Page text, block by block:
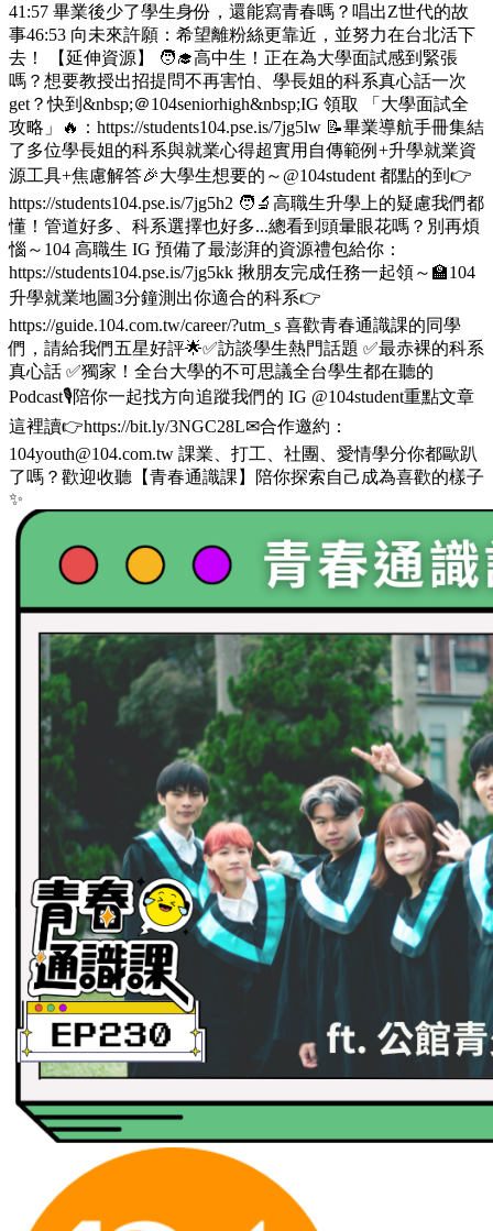
41:57 畢業後少了學生身份，還能寫青春嗎？唱出Z世代的故
事46:53 向未來許願：希望離粉絲更靠近，並努力在台北活下
去！ 【延伸資源】 🧑‍🎓高中生！正在為大學面試感到緊張
嗎？想要教授出招提問不再害怕、學長姐的科系真心話一次
get？快到&nbsp;＠104seniorhigh&nbsp;IG 領取 「大學面試全
攻略」🔥：https://students104.pse.is/7jg5lw 📝畢業導航手冊集結
了多位學長姐的科系與就業心得超實用自傳範例+升學就業資
源工具+焦慮解答🎉大學生想要的～@104student 都點的到👉
https://students104.pse.is/7jg5h2 🧑‍🔬高職生升學上的疑慮我們都
懂！管道好多、科系選擇也好多...總看到頭暈眼花嗎？別再煩
惱～104 高職生 IG 預備了最澎湃的資源禮包給你：
https://students104.pse.is/7jg5kk 揪朋友完成任務一起領～🏫104
升學就業地圖3分鐘測出你適合的科系👉
https://guide.104.com.tw/career/?utm_s 喜歡青春通識課的同學
們，請給我們五星好評🌟✅訪談學生熱門話題 ✅最赤裸的科系
真心話 ✅獨家！全台大學的不可思議全台學生都在聽的
Podcast🎙️陪你一起找方向追蹤我們的 IG @104student重點文章
這裡讀👉https://bit.ly/3NGC28L✉合作邀約：
104youth@104.com.tw 課業、打工、社團、愛情學分你都歐趴
了嗎？歡迎收聽【青春通識課】陪你探索自己成為喜歡的樣子
✨